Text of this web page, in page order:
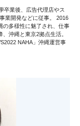
卒業後、広告代理店やス
業開発などに従事。 2016
の多様性に魅了され、仕事
沖縄と東京2拠点生活。
NAHA」沖縄運営事